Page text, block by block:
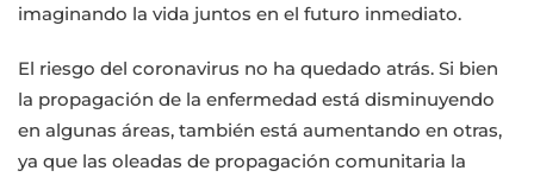
imaginando la vida juntos en el futuro inmediato.
El riesgo del coronavirus no ha quedado atrás. Si bien
la propagación de la enfermedad está disminuyendo
en algunas áreas, también está aumentando en otras,
ya que las oleadas de propagación comunitaria la